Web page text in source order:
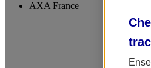
AXA France